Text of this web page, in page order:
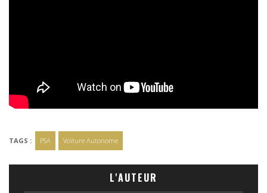
TAGS : PSA Voiture Autonome
L'AUTEUR